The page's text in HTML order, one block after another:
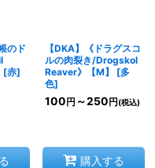
のド
[赤]
【DKA】《ドラグスコ
ルの肉裂き/Drogskol
Reaver》【M】
[多
色]
100 円 ～250 円 (税込)
購入する